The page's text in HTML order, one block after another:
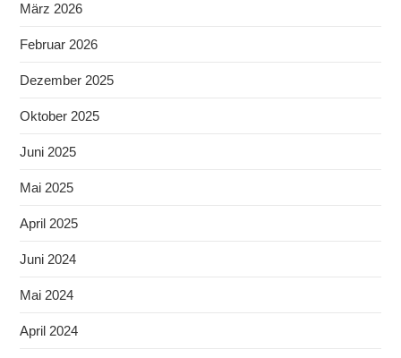
März 2026
Februar 2026
Dezember 2025
Oktober 2025
Juni 2025
Mai 2025
April 2025
Juni 2024
Mai 2024
April 2024